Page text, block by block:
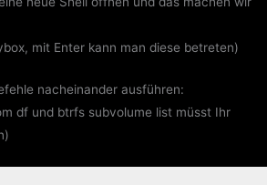
mit Enter kann man diese betreten)
nacheinander ausführen:
df und btrfs subvolume list müsst Ihr